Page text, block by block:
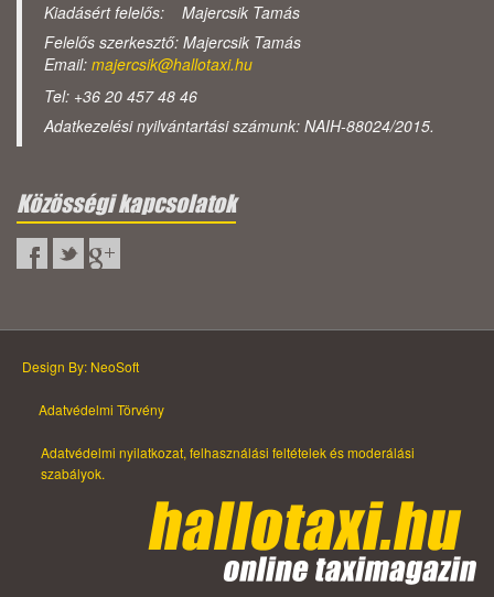
Kiadásért felelős: Majercsik Tamás
Felelős szerkesztő: Majercsik Tamás
Email: majercsik@hallotaxi.hu
Tel: +36 20 457 48 46
Adatkezelési nyilvántartási számunk: NAIH-88024/2015.
Közösségi kapcsolatok
Design By: NeoSoft
Adatvédelmi Törvény
Adatvédelmi nyilatkozat, felhasználási feltételek és moderálási
szabályok.